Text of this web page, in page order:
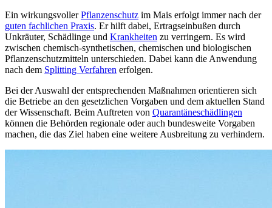
Ein wirkungsvollerPflanzenschutz im Mais erfolgt immer nach der
guten fachlichen Praxis. Er hilft dabei, Ertragseinbußen durch
Unkräuter, Schädlinge und Krankheiten zu verringern. Es wird
zwischen chemisch-synthetischen, chemischen und biologischen
Pflanzenschutzmitteln unterschieden. Dabei kann die Anwendung
nach dem Splitting Verfahren erfolgen.
Bei der Auswahl der entsprechenden Maßnahmen orientieren sich
die Betriebe an den gesetzlichen Vorgaben und dem aktuellen Stand
der Wissenschaft. Beim Auftreten von Quarantäneschädlingen
können die Behörden regionale oder auch bundesweite Vorgaben
machen, die das Ziel haben eine weitere Ausbreitung zu verhindern.